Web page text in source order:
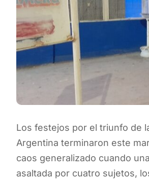
Los festejos por el triunfo de
Argentina terminaron este
caos generalizado cuando
asaltada por cuatro sujetos,